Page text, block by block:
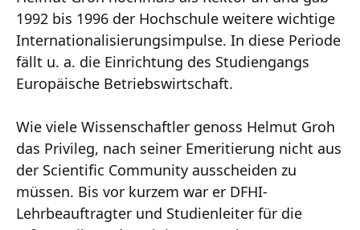
1992 bis 1996 der Hochschule weitere wichtige
Internationalisierungsimpulse. In diese Periode
fällt u. a. die Einrichtung des Studiengangs
Europäische Betriebswirtschaft.
Wie viele Wissenschaftler genoss Helmut Groh
das Privileg, nach seiner Emeritierung nicht aus
der Scientific Community ausscheiden zu
müssen. Bis vor kurzem war er DFHI-
Lehrbeauftragter und Studienleiter für die